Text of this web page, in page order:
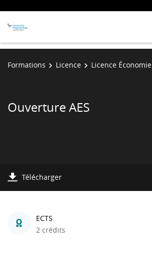
Formations Licence Licence Économie
Ouverture AES
Télécharger
ECTS
2 crédits